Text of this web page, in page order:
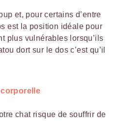
et, pour certains d’entre
est la position idéale pour
plus vulnérables lorsqu’ils
dort sur le dos c’est qu’il
chat risque de souffrir de